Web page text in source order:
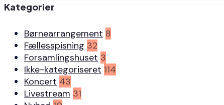
Kategorier
Børnearrangement 8
Fællesspisning 32
Forsamlingshuset 3
Ikke-kategoriseret 114
Koncert 43
Livestream 31